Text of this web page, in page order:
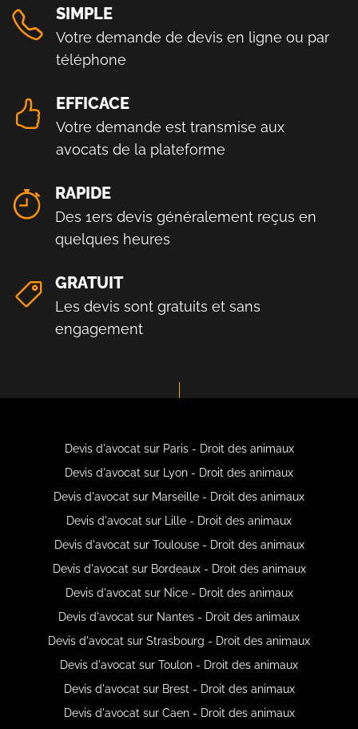
SIMPLE
Votre demande de devis en ligne ou par
téléphone
EFFICACE
Votre demande est transmise aux
avocats de la plateforme
RAPIDE
Des 1ers devis généralement reçus en
quelques heures
GRATUIT
Les devis sont gratuits et sans
engagement
Devis d'avocat sur Paris - Droit des animaux
Devis d'avocat sur Lyon - Droit des animaux
Devis d'avocat sur Marseille - Droit des animaux
Devis d'avocat sur Lille - Droit des animaux
Devis d'avocat sur Toulouse - Droit des animaux
Devis d'avocat sur Bordeaux - Droit des animaux
Devis d'avocat sur Nice - Droit des animaux
Devis d'avocat sur Nantes - Droit des animaux
Devis d'avocat sur Strasbourg - Droit des animaux
Devis d'avocat sur Toulon - Droit des animaux
Devis d'avocat sur Brest - Droit des animaux
Devis d'avocat sur Caen - Droit des animaux